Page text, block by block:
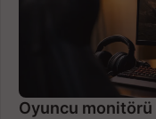
Oyuncu monitörü